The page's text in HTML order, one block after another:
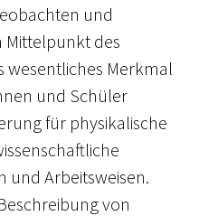
und
Mittelpunkt des
wesentliches Merkmal
und Schüler
für physikalische
und Arbeitsweisen.
von